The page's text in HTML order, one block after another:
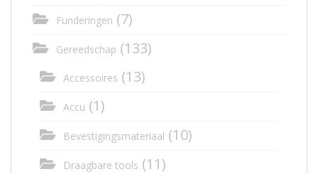
Funderingen (7)
Gereedschap (133)
Accessoires (13)
Accu (1)
Bevestigingsmateriaal (10)
Draagbare tools (11)